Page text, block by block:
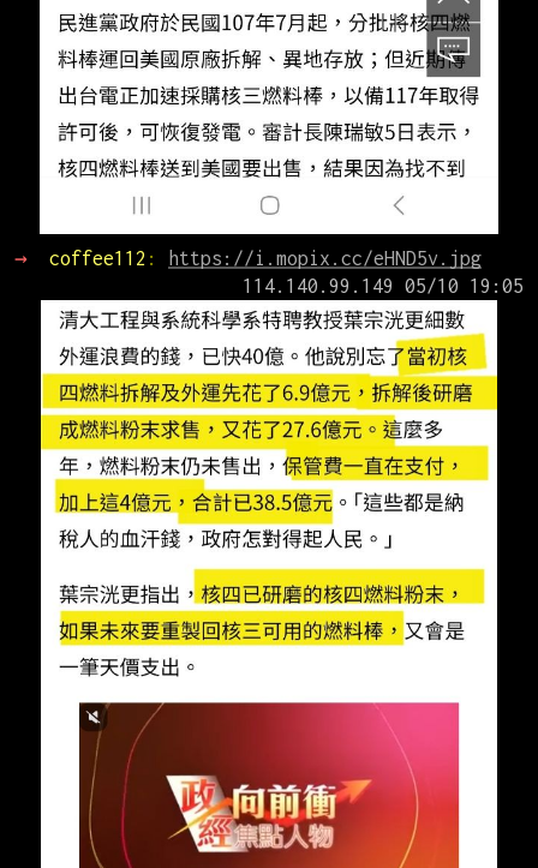
→ coffee112 :
https://i.mopix.cc/eHND5v.jpg